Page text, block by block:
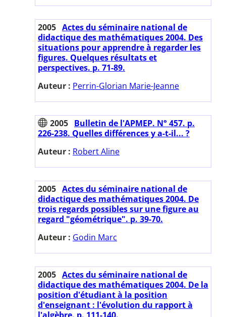
2005 Actes du séminaire national de
didactique des mathématiques 2004. Des
situations pour apprendre à regarder les
figures. Quelques résultats et
perspectives. p. 71-89.
Auteur : Perrin-Glorian Marie-Jeanne
2005 Bulletin de l'APMEP. N° 457. p.
226-238. Quelles différences y a-t-il... ?
Auteur : Robert Aline
2005 Actes du séminaire national de
didactique des mathématiques 2004. De
trois regards possibles sur une figure au
regard "géométrique". p. 39-70.
Auteur : Godin Marc
2005 Actes du séminaire national de
didactique des mathématiques 2004. De la
position d'étudiant à la position
d'enseignant : l'évolution du rapport à